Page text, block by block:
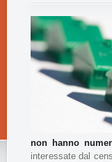
non hanno
interessate dal